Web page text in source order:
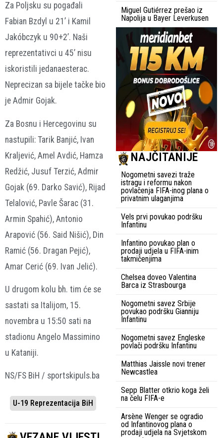
Za Poljsku su pogađali
Fabian Bzdyl u 21’ i Kamil
Jakóbczyk u 90+2’. Naši
reprezentativci u 45’ nisu
iskoristili jedanaesterac.
Neprecizan sa bijele tačke bio
je Admir Gojak.
Za Bosnu i Hercegovinu su
nastupili: Tarik Banjić, Ivan
Kraljević, Amel Avdić, Hamza
Redžić, Jusuf Terzić, Admir
Gojak (69. Darko Savić), Rijad
Telalović, Pavle Šarac (31.
Armin Spahić), Antonio
Arapović (56. Said Nišić), Din
Ramić (56. Dragan Pejić),
Amar Cerić (69. Ivan Jelić).
U drugom kolu bh. tim će se
sastati sa Italijom, 15.
novembra u 15:50 sati na
stadionu Angelo Massimino
u Kataniji.
NS/FS BiH / sportskipuls.ba
U-19 Reprezentacija BiH
Miguel Gutiérrez prešao iz
Napolija u Bayer Leverkusen
NAJČITANIJE
Nogometni savezi traže
istragu i reformu nakon
povlačenja FIFA-inog plana o
privatnim ulaganjima
Vels prvi povukao podršku
Infantinu
Infantino povukao plan o
prodaji udjela u FIFA-inim
takmičenjima
Chelsea doveo Valentina
Barca iz Strasbourga
Nogometni savez Srbije
povukao podršku Gianniju
Infantinu
Nogometni savez Engleske
povlači podršku Infantinu
Matthias Jaissle novi trener
Newcastlea
Sepp Blatter otkrio koga želi
na čelu FIFA-e
Arsène Wenger se ogradio
od Infantinovog plana o
prodaji udjela na Svjetskom